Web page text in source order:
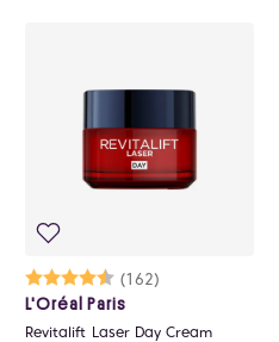
Karakter:
(162)
4.5 av 5 mulige
L'Oréal Paris
Revitalift Laser Day Cream